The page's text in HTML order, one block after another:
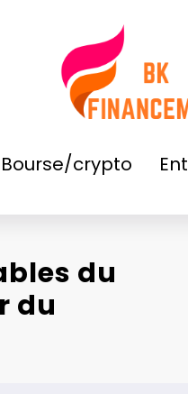
Bourse/crypto
du
du